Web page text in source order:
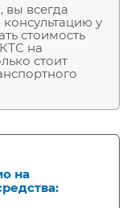
вы всегда
у
стоимость
на
стоит
на